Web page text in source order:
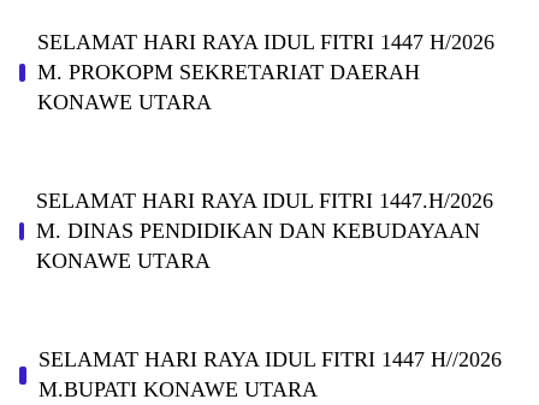
SELAMAT HARI RAYA IDUL FITRI 1447 H/2026
M. PROKOPM SEKRETARIAT DAERAH
KONAWE UTARA
SELAMAT HARI RAYA IDUL FITRI 1447.H/2026
M. DINAS PENDIDIKAN DAN KEBUDAYAAN
KONAWE UTARA
SELAMAT HARI RAYA IDUL FITRI 1447 H//2026
M.BUPATI KONAWE UTARA